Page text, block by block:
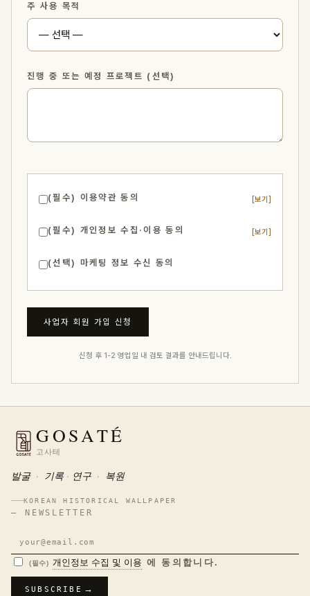
주 사용 목적
진행 중 또는 예정 프로젝트 (선택)
(필수) 이용약관 동의 [보기]
(필수) 개인정보 수집·이용 동의 [보기]
(선택) 마케팅 정보 수신 동의
사업자 회원 가입 신청
신청 후 1-2 영업일 내 검토 결과를 안내드립니다.
GOSATÉ
고사테
발굴 · 기록 연구 · 복원
KOREAN HISTORICAL WALLPAPER
— NEWSLETTER
메
일
(필수) 개인정보 수집 및 이용 에 동의합니다.
SUBSCRIBE